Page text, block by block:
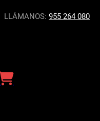
LLÁMANOS: 955 264 080